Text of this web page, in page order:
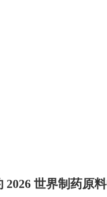
2026 世界制药